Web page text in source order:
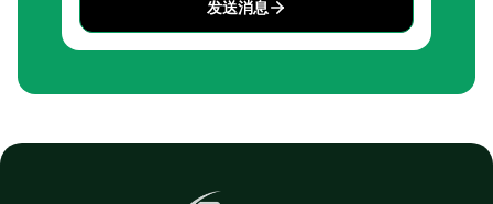
发送消息